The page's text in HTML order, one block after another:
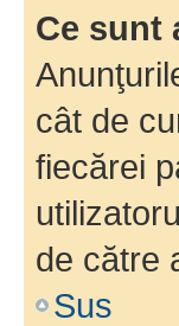
Ce sunt
cât de
fiecărei
de către
Sus